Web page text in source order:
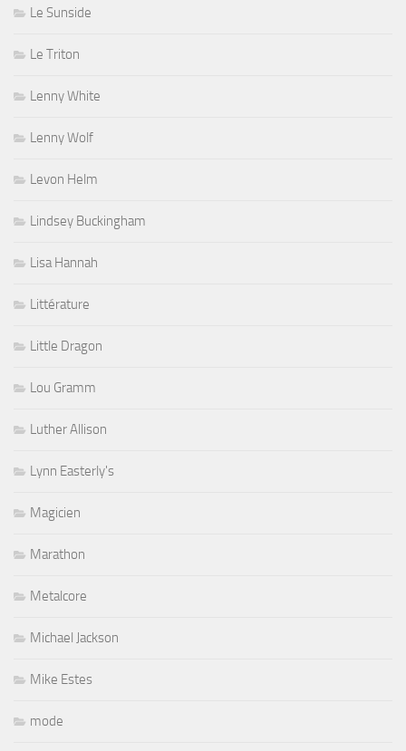
Le Sunside
Le Triton
Lenny White
Lenny Wolf
Levon Helm
Lindsey Buckingham
Lisa Hannah
Littérature
Little Dragon
Lou Gramm
Luther Allison
Lynn Easterly's
Magicien
Marathon
Metalcore
Michael Jackson
Mike Estes
mode